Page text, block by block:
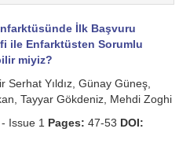
İlk Başvuru
ile Enfarktüsten Sorumlu
miyiz?
Yıldız, Günay Güneş,
Tayyar Gökdeniz, Mehdi Zoghi
Issue 1 Pages: 47-53 DOI: